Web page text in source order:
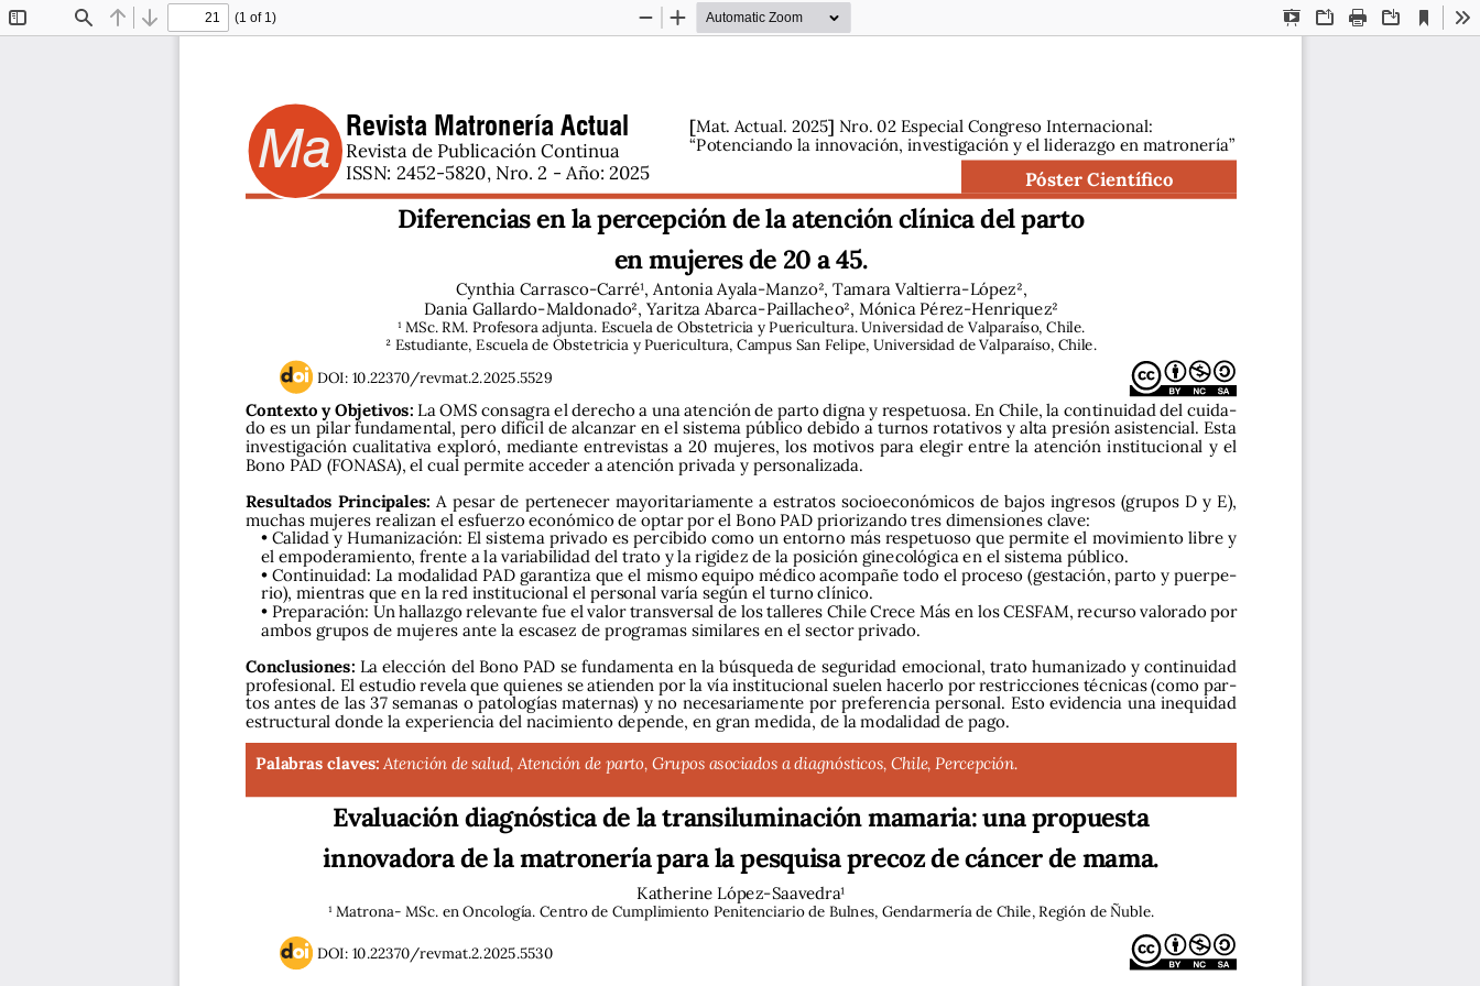
Find Previous
Next
(1 of 1)
Presentation
OpenPrint Download
Current
View
Zoom
Zoom
Revista Matronería Actual
Revista de Publicación Continua
ISSN: 2452-5820, Nro. 2 - Año: 2025
Póster Científico
[Mat. Actual. 2025] Nro. 02 Especial Congreso Internacional:
“Potenciando la innovación, investigación y el liderazgo en matronería”
Ma
Diferencias en la percepción de la atención clínica del parto
en mujeres de 20 a 45.
Cynthia Carrasco-Carré¹, Antonia Ayala-Manzo2, Tamara Valtierra-López2,
Dania Gallardo-Maldonado2, Yaritza Abarca-Paillacheo2, Mónica Pérez-Henriquez2
¹ MSc. RM. Profesora adjunta. Escuela de Obstetricia y Puericultura. Universidad de Valparaíso, Chile.
2 Estudiante, Escuela de Obstetricia y Puericultura, Campus San Felipe, Universidad de Valparaíso, Chile.
Palabras claves: Atención de salud, Atención de parto, Grupos asociados a diagnósticos, Chile, Percepción.
Contexto y Objetivos: La OMS consagra el derecho a una atención de parto digna y respetuosa. En Chile, la continuidad del cuida-
do es un pilar fundamental, pero difícil de alcanzar en el sistema público debido a turnos rotativos y alta presión asistencial. Esta
investigación  cualitativa  exploró,  mediante  entrevistas  a  20  mujeres,  los  motivos  para  elegir  entre  la  atención  institucional  y  el
Bono PAD (FONASA), el cual permite acceder a atención privada y personalizada.
Resultados Principales: A  pesar  de  pertenecer  mayoritariamente  a  estratos  socioeconómicos  de  bajos  ingresos  (grupos  D  y  E),
muchas mujeres realizan el esfuerzo económico de optar por el Bono PAD priorizando tres dimensiones clave:
•  Calidad y Humanización: El sistema privado es percibido como un entorno más respetuoso que permite el movimiento libre y
el empoderamiento, frente a la variabilidad del trato y la rigidez de la posición ginecológica en el sistema público.
•  Continuidad: La modalidad PAD garantiza que el mismo equipo médico acompañe todo el proceso (gestación, parto y puerpe-
rio), mientras que en la red institucional el personal varía según el turno clínico.
•  Preparación: Un hallazgo relevante fue el valor transversal de los talleres Chile Crece Más en los CESFAM, recurso valorado por
ambos grupos de mujeres ante la escasez de programas similares en el sector privado.
Conclusiones: La elección del Bono PAD se fundamenta en la búsqueda de seguridad emocional, trato humanizado y continuidad
profesional. El estudio revela que quienes se atienden por la vía institucional suelen hacerlo por restricciones técnicas (como par-
tos antes de las 37 semanas o patologías maternas) y no necesariamente por preferencia personal. Esto evidencia una inequidad
estructural donde la experiencia del nacimiento depende, en gran medida, de la modalidad de pago.
DOI: 10.22370/revmat.2.2025.5529
Evaluación diagnóstica de la transiluminación mamaria: una propuesta
innovadora de la matronería para la pesquisa precoz de cáncer de mama.
Katherine López-Saavedra¹
¹ Matrona- MSc. en Oncología. Centro de Cumplimiento Penitenciario de Bulnes, Gendarmería de Chile, Región de Ñuble.
DOI: 10.22370/revmat.2.2025.5530